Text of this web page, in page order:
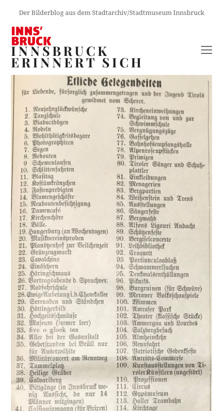
Der Bilderblog aus dem Stadtarchiv/Stadtmuseum Innsbruck
INNSBRUCK
ERINNERT SICH